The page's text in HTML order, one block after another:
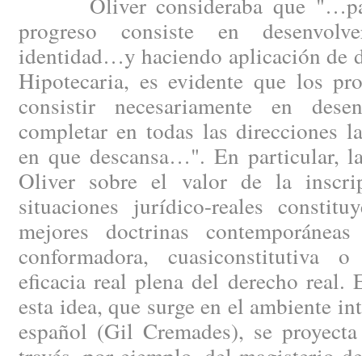
progreso consiste en
identidad…y haciendo aplicación de
Hipotecaria, es evidente que los
consistir necesariamente en
completar en todas las direcciones
en que descansa…". En particular,
Oliver sobre el valor de la
situaciones jurídico-reales
mejores doctrinas
conformadora, cuasiconstitutiva
eficacia real plena del derecho real.
esta idea, que surge en el ambiente
español (Gil Cremades), se